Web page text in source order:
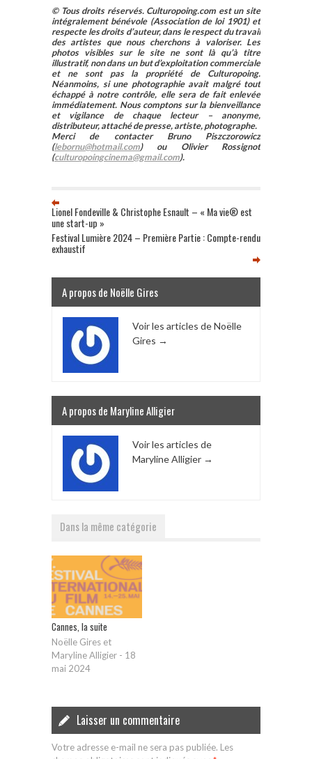
© Tous droits réservés. Culturopoing.com est un site
intégralement bénévole (Association de loi 1901) et
respecte les droits d’auteur, dans le respect du travail
des artistes que nous cherchons à valoriser. Les
photos visibles sur le site ne sont là qu’à titre
illustratif, non dans un but d’exploitation commerciale
et ne sont pas la propriété de Culturopoing.
Néanmoins, si une photographie avait malgré tout
échappé à notre contrôle, elle sera de fait enlevée
immédiatement. Nous comptons sur la bienveillance
et vigilance de chaque lecteur – anonyme,
distributeur, attaché de presse, artiste, photographe.
Merci de contacter Bruno Piszczorowicz
(lebornu@hotmail.com) ou Olivier Rossignot
(culturopoingcinema@gmail.com).
Lionel Fondeville & Christophe Esnault – « Ma vie® est
une start-up »
Festival Lumière 2024 – Première Partie : Compte-rendu
exhaustif
A propos de Noëlle Gires
Voir les articles de Noëlle
Gires →
A propos de Maryline Alligier
Voir les articles de
Maryline Alligier →
Dans la même catégorie
Cannes, la suite
Noëlle Gires et
Maryline Alligier - 18
mai 2024
Laisser un commentaire
Votre adresse e-mail ne sera pas publiée. Les